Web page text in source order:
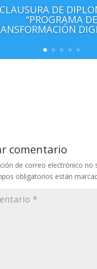
CLAUSURA DE
“PROGRAMA DE
comentario
de correo electrónico no
obligatorios están